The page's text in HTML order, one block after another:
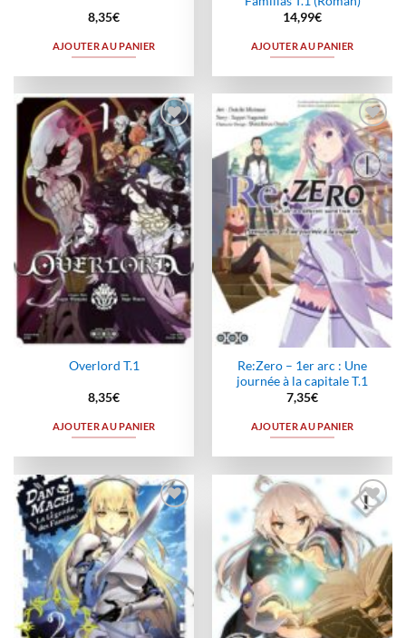
8,35€
AJOUTER AU PANIER
14,99€
AJOUTER AU PANIER
Ajouter
à la
wishlist
Overlord T.1
8,35€
AJOUTER AU PANIER
Ajouter
à la
wishlist
Re:Zero – 1er arc : Une
journée à la capitale T.1
7,35€
AJOUTER AU PANIER
Ajouter
à la
wishlist
Ajouter
à la
wishlist